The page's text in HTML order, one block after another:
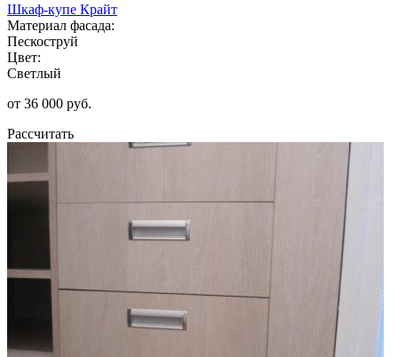
Шкаф-купе Крайт
Материал фасада:
Пескоструй
Цвет:
Светлый
от 36 000 руб.
Рассчитать